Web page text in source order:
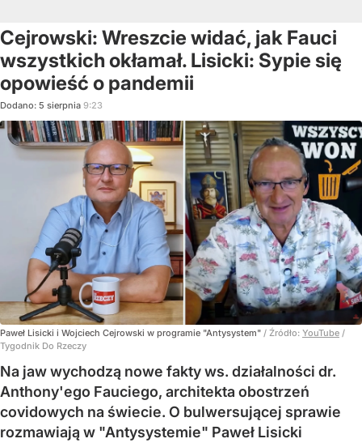
Cejrowski: Wreszcie widać, jak Fauci
wszystkich okłamał. Lisicki: Sypie się
opowieść o pandemii
Dodano: 5 sierpnia 9:23
Paweł Lisicki i Wojciech Cejrowski w programie "Antysystem" / Źródło: YouTube /
Tygodnik Do Rzeczy
Na jaw wychodzą nowe fakty ws. działalności dr.
Anthony'ego Fauciego, architekta obostrzeń
covidowych na świecie. O bulwersującej sprawie
rozmawiają w "Antysystemie" Paweł Lisicki